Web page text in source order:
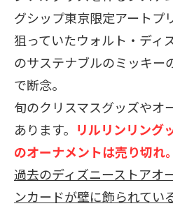
グシップ東京限定アートプ
狙っていたウォルト・ディ
のサステナブルのミッキー
で断念。
旬のクリスマスグッズやオ
あります。 リルリンリング
のオーナメントは売り切れ。
過去のディズニーストアオ
ンカードが壁に飾られてい